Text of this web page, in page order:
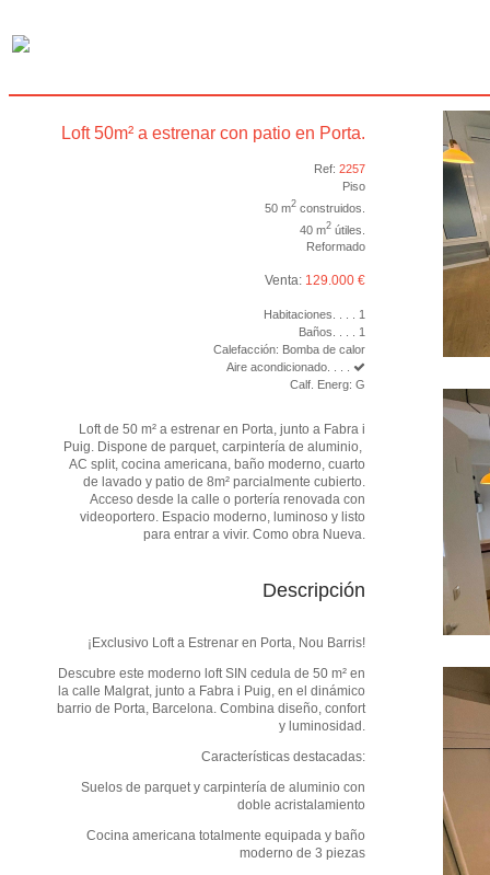
Loft 50m² a estrenar con patio en Porta.
Ref: 2257
Piso
50 m2 construidos.
40 m2 útiles.
Reformado
Venta: 129.000 €
Habitaciones. . . . 1
Baños. . . . 1
Calefacción: Bomba de calor
Aire acondicionado. . . .
Calf. Energ: G
Loft de 50 m² a estrenar en Porta, junto a Fabra i
Puig. Dispone de parquet, carpintería de aluminio,
AC split, cocina americana, baño moderno, cuarto
de lavado y patio de 8m² parcialmente cubierto.
Acceso desde la calle o portería renovada con
videoportero. Espacio moderno, luminoso y listo
para entrar a vivir. Como obra Nueva.
Descripción
¡Exclusivo Loft a Estrenar en Porta, Nou Barris!
Descubre este moderno loft SIN cedula de 50 m² en
la calle Malgrat, junto a Fabra i Puig, en el dinámico
barrio de Porta, Barcelona. Combina diseño, confort
y luminosidad.
Características destacadas:
Suelos de parquet y carpintería de aluminio con
doble acristalamiento
Cocina americana totalmente equipada y baño
moderno de 3 piezas